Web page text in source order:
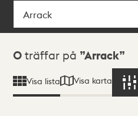
Sökresultat
0 träffar på Arrack
Visa lista Visa karta